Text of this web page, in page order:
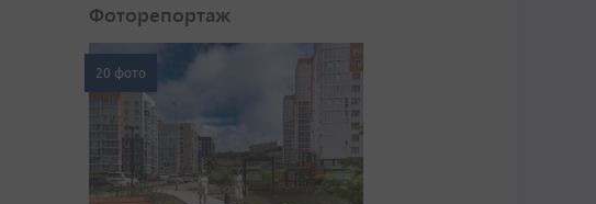
Фоторепортаж
20 фото